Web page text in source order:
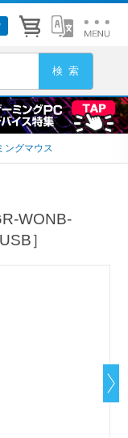
ングマウス
WONB-
］